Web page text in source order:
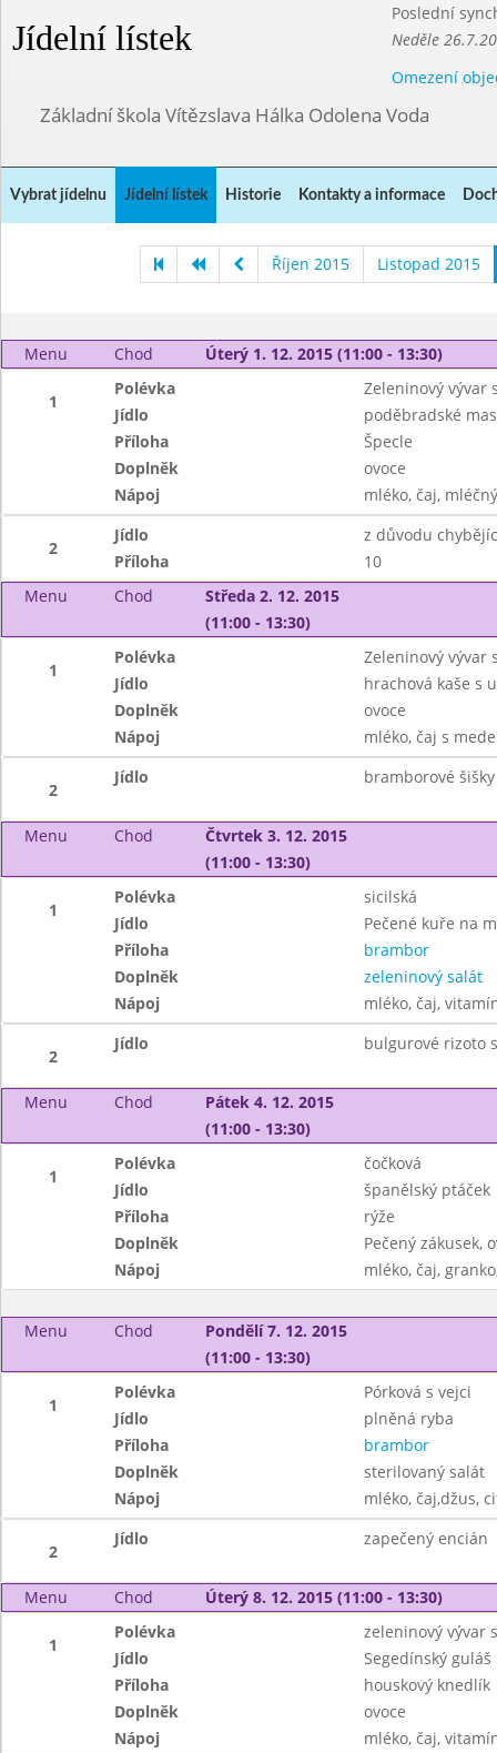
Jídelní lístek
Poslední
Neděle
Omezení
Základní škola Vítězslava Hálka Odolena Voda
Vybrat jídelnu Jídelní lístek Historie Kontakty a informace
Říjen 2015 Listopad 2015
Menu Chod Úterý 1. 12. 2015 (11:00 - 13:30)
1
Polévka
Zeleninový vývar
Jídlo
poděbradské
Příloha
Špecle
Doplněk
ovoce
Nápoj
mléko, čaj,
2
Jídlo
z důvodu
Příloha
10
Menu
Chod
Středa 2. 12. 2015
(11:00 - 13:30)
1
Polévka
Zeleninový vývar
Jídlo
hrachová kaše s
Doplněk
ovoce
Nápoj
mléko, čaj s
2
Jídlo bramborové
Menu Chod
Čtvrtek 3. 12. 2015
(11:00 - 13:30)
1
Polévka
sicilská
Jídlo
Pečené kuře na
Příloha
brambor
Doplněk
zeleninový salát
Nápoj
mléko, čaj,
2
Jídlo bulgurové rizoto
Menu Chod
Pátek 4. 12. 2015
(11:00 - 13:30)
1
Polévka
čočková
Jídlo
španělský ptáček
Příloha
rýže
Doplněk
Pečený zákusek,
Nápoj
mléko, čaj,
Menu Chod
Pondělí 7. 12. 2015
(11:00 - 13:30)
1
Polévka
Pórková s vejci
Jídlo
plněná ryba
Příloha
brambor
Doplněk
sterilovaný salát
Nápoj
mléko, čaj,džus,
2
Jídlo zapečený encián
Menu Chod Úterý 8. 12. 2015 (11:00 - 13:30)
1
Polévka
zeleninový vývar
Jídlo
Segedínský guláš
Příloha
houskový knedlík
Doplněk
ovoce
Nápoj
mléko, čaj,